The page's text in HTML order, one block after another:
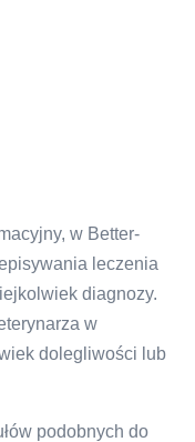
w Better-
leczenia
diagnozy.
w
dolegliwości lub
podobnych do